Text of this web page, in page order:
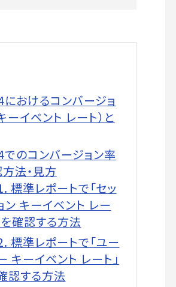
おけるコンバージョ
ーイベント レート）と
のコンバージョン率
法・見方
標準レポートで「セッ
ン キーイベント レー
を確認する方法
標準レポートで「ユー
キーイベント レート」
認する方法